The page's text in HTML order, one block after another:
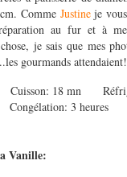
Comme Justineje
au fur et à
je sais que mes
gourmands attendaient!
Cuisson: 18 mn
Congélation: 3 heures
Vanille: